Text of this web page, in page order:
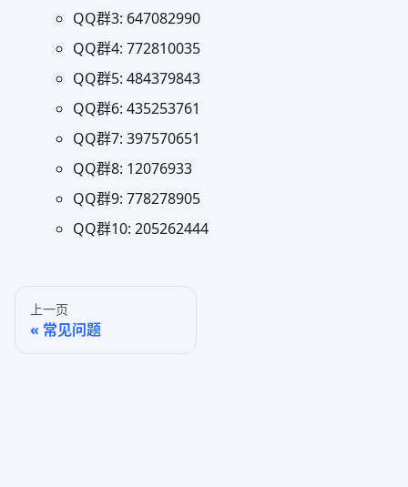
QQ群3: 647082990
QQ群4: 772810035
QQ群5: 484379843
QQ群6: 435253761
QQ群7: 397570651
QQ群8: 12076933
QQ群9: 778278905
QQ群10: 205262444
上一页
常见问题